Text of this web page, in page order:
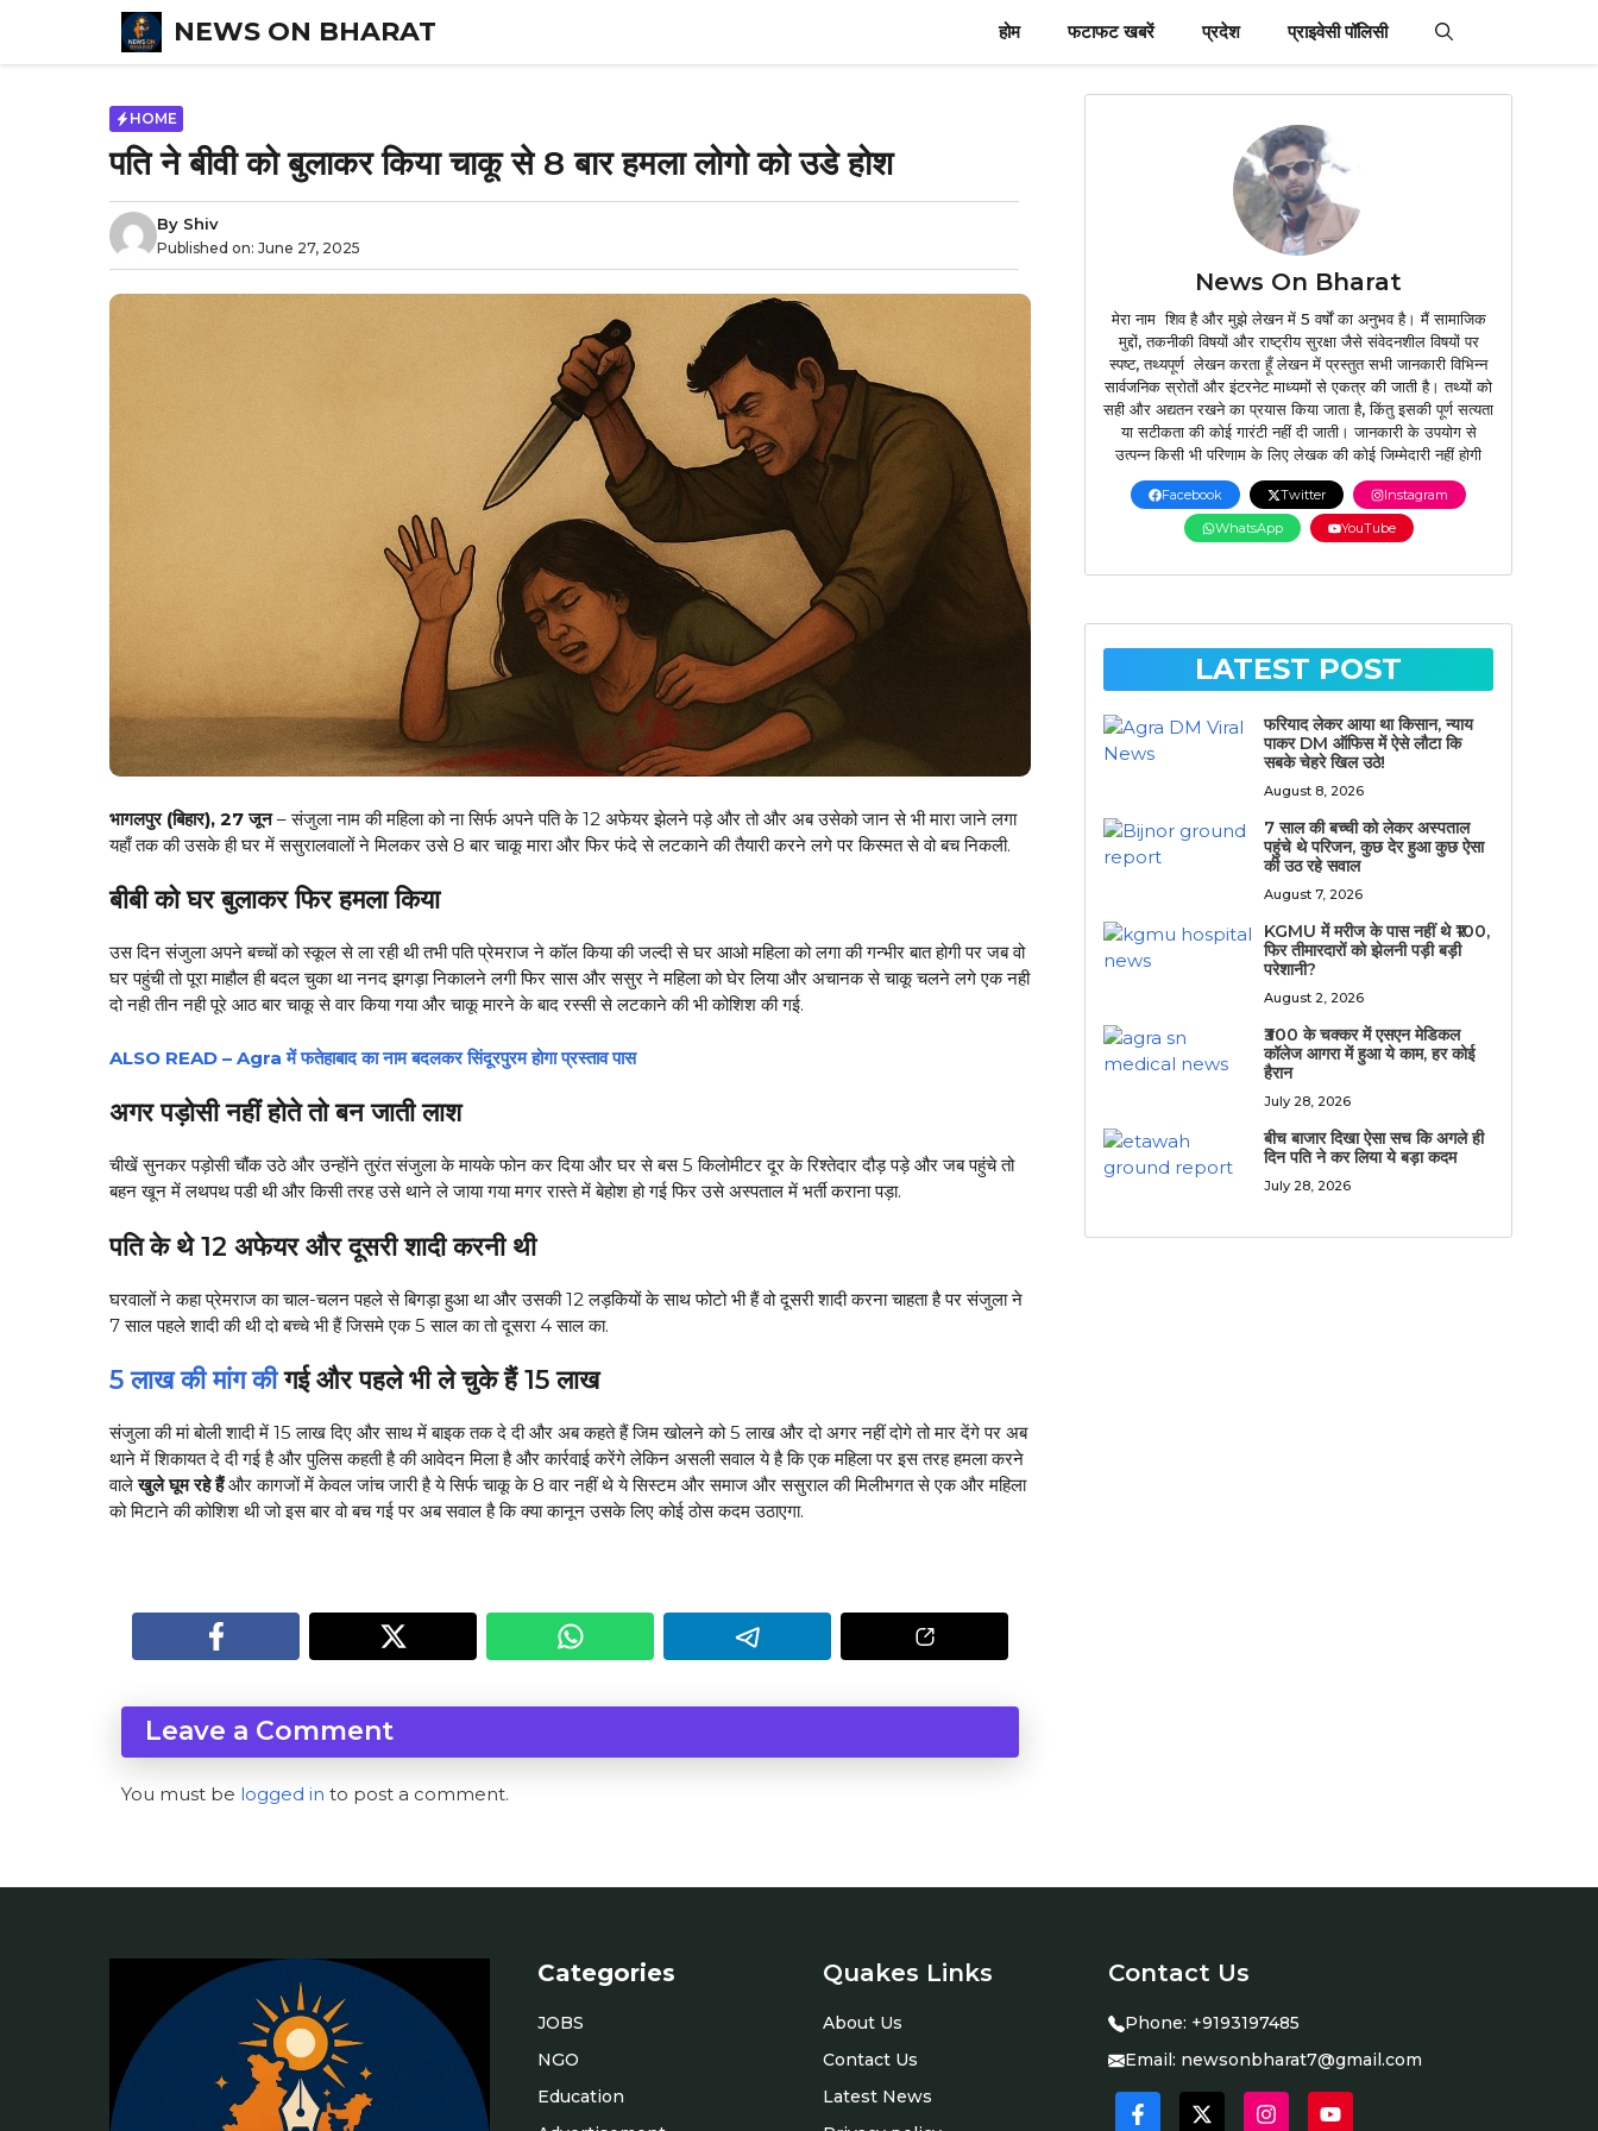
content
NEWS ON BHARAT होम फटाफट खबरें प्रदेश प्राइवेसी पॉलिसी
HOME
पति ने बीवी को बुलाकर किया चाकू से 8 बार हमला लोगो को उडे होश
By Shiv
Published on: June 27, 2025
भागलपुर (बिहार), 27 जून– संजुला नाम की महिला को ना सिर्फ अपने पति के 12 अफेयर झेलने पड़े और तो और अब उसेको जान से भी मारा जाने लगा
यहाँ तक की उसके ही घर में ससुरालवालों ने मिलकर उसे 8 बार चाकू मारा और फिर फंदे से लटकाने की तैयारी करने लगे पर किस्मत से वो बच निकली.
बीबी को घर बुलाकर फिर हमला किया
उस दिन संजुला अपने बच्चों को स्कूल से ला रही थी तभी पति प्रेमराज ने कॉल किया की जल्दी से घर आओ महिला को लगा की गन्भीर बात होगी पर जब वो
घर पहुंची तो पूरा माहौल ही बदल चुका था ननद झगड़ा निकालने लगी फिर सास और ससुर ने महिला को घेर लिया और अचानक से चाकू चलने लगे एक नही
दो नही तीन नही पूरे आठ बार चाकू से वार किया गया और चाकू मारने के बाद रस्सी से लटकाने की भी कोशिश की गई.
ALSO READ – Agra में फतेहाबाद का नाम बदलकर सिंदूरपुरम होगा प्रस्ताव पास
अगर पड़ोसी नहीं होते तो बन जाती लाश
चीखें सुनकर पड़ोसी चौंक उठे और उन्होंने तुरंत संजुला के मायके फोन कर दिया और घर से बस 5 किलोमीटर दूर के रिश्तेदार दौड़ पड़े और जब पहुंचे तो
बहन खून में लथपथ पडी थी और किसी तरह उसे थाने ले जाया गया मगर रास्ते में बेहोश हो गई फिर उसे अस्पताल में भर्ती कराना पड़ा.
पति के थे 12 अफेयर और दूसरी शादी करनी थी
घरवालों ने कहा प्रेमराज का चाल-चलन पहले से बिगड़ा हुआ था और उसकी 12 लड़कियों के साथ फोटो भी हैं वो दूसरी शादी करना चाहता है पर संजुला ने
7 साल पहले शादी की थी दो बच्चे भी हैं जिसमे एक 5 साल का तो दूसरा 4 साल का.
5 लाख की मांग कीगई और पहले भी ले चुके हैं 15 लाख
संजुला की मां बोली शादी में 15 लाख दिए और साथ में बाइक तक दे दी और अब कहते हैं जिम खोलने को 5 लाख और दो अगर नहीं दोगे तो मार देंगे पर अब
थाने में शिकायत दे दी गई है और पुलिस कहती है की आवेदन मिला है और कार्रवाई करेंगे लेकिन असली सवाल ये है कि एक महिला पर इस तरह हमला करने
वालेखुले घूम रहे हैंऔर कागजों में केवल जांच जारी है ये सिर्फ चाकू के 8 वार नहीं थे ये सिस्टम और समाज और ससुराल की मिलीभगत से एक और महिला
को मिटाने की कोशिश थी जो इस बार वो बच गई पर अब सवाल है कि क्या कानून उसके लिए कोई ठोस कदम उठाएगा.
Leave a Comment
You must be logged in to post a comment.
News On Bharat
मेरा नाम शिव है और मुझे लेखन में 5 वर्षों का अनुभव है। मैं सामाजिक
मुद्दों, तकनीकी विषयों और राष्ट्रीय सुरक्षा जैसे संवेदनशील विषयों पर
स्पष्ट, तथ्यपूर्ण लेखन करता हूँ लेखन में प्रस्तुत सभी जानकारी विभिन्न
सार्वजनिक स्रोतों और इंटरनेट माध्यमों से एकत्र की जाती है। तथ्यों को
सही और अद्यतन रखने का प्रयास किया जाता है, किंतु इसकी पूर्ण सत्यता
या सटीकता की कोई गारंटी नहीं दी जाती। जानकारी के उपयोग से
उत्पन्न किसी भी परिणाम के लिए लेखक की कोई जिम्मेदारी नहीं होगी
Facebook Twitter
Instagram
WhatsApp
YouTube
LATEST POST
फरियाद लेकर आया था किसान, न्याय
पाकर DM ऑफिस में ऐसे लौटा कि
सबके चेहरे खिल उठे!
August 8, 2026
7 साल की बच्ची को लेकर अस्पताल
पहुंचे थे परिजन, कुछ देर हुआ कुछ ऐसा
की उठ रहे सवाल
August 7, 2026
KGMU में मरीज के पास नहीं थे ₹100,
फिर तीमारदारों को झेलनी पड़ी बड़ी
परेशानी?
August 2, 2026
₹300 के चक्कर में एसएन मेडिकल
कॉलेज आगरा में हुआ ये काम, हर कोई
हैरान
July 28, 2026
बीच बाजार दिखा ऐसा सच कि अगले ही
दिन पति ने कर लिया ये बड़ा कदम
July 28, 2026
Categories
JOBS
NGO
Education
Quakes Links
About Us
Contact Us
Latest News
Contact Us
Phone: +9193197485
Email: newsonbharat7@gmail.com